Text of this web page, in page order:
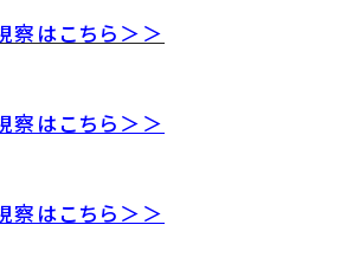
察はこちら＞＞
察はこちら＞＞
察はこちら＞＞